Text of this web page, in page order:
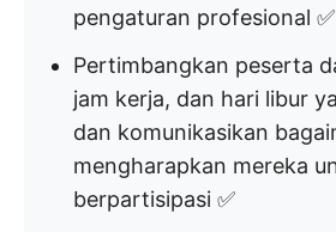
pengaturan profesional ✅
Pertimbangkan peserta
jam kerja, dan hari libur
dan komunikasikan
mengharapkan mereka
berpartisipasi ✅